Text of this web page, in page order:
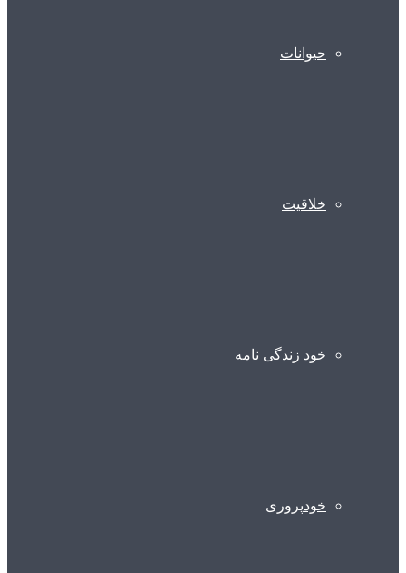
حیوانات
خلاقیت
خود زندگی نامه
خودپروری